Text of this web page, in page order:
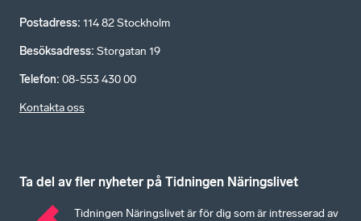
Postadress: 114 82 Stockholm
Besöksadress: Storgatan 19
Telefon: 08-553 430 00
Kontakta oss
Ta del av fler nyheter på Tidningen Näringslivet
Tidningen Näringslivet är för dig som är intresserad av